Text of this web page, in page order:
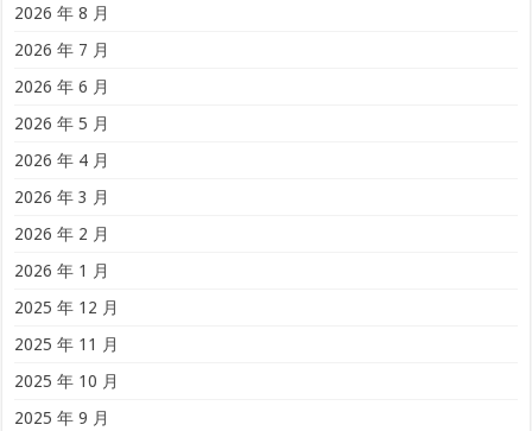
2026 年 8 月
2026 年 7 月
2026 年 6 月
2026 年 5 月
2026 年 4 月
2026 年 3 月
2026 年 2 月
2026 年 1 月
2025 年 12 月
2025 年 11 月
2025 年 10 月
2025 年 9 月